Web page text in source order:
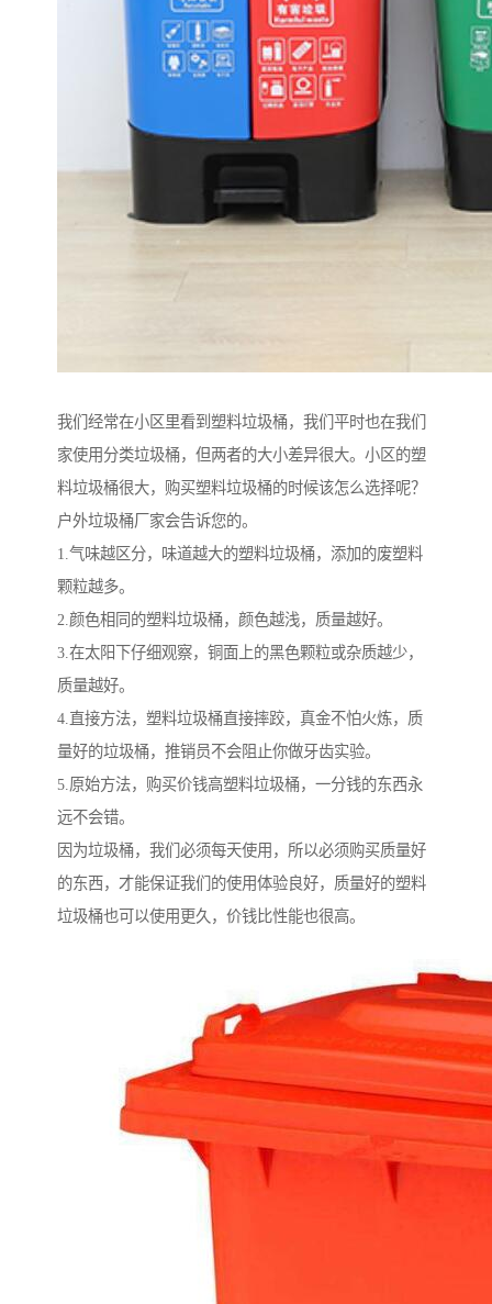
我们经常在小区里看到塑料垃圾桶，我们平时也在我们
家使用分类垃圾桶，但两者的大小差异很大。小区的塑
料垃圾桶很大，购买塑料垃圾桶的时候该怎么选择呢？
户外垃圾桶厂家会告诉您的。
1.气味越区分，味道越大的塑料垃圾桶，添加的废塑料
颗粒越多。
2.颜色相同的塑料垃圾桶，颜色越浅，质量越好。
3.在太阳下仔细观察，铜面上的黑色颗粒或杂质越少，
质量越好。
4.直接方法，塑料垃圾桶直接摔跤，真金不怕火炼，质
量好的垃圾桶，推销员不会阻止你做牙齿实验。
5.原始方法，购买价钱高塑料垃圾桶，一分钱的东西永
远不会错。
因为垃圾桶，我们必须每天使用，所以必须购买质量好
的东西，才能保证我们的使用体验良好，质量好的塑料
垃圾桶也可以使用更久，价钱比性能也很高。